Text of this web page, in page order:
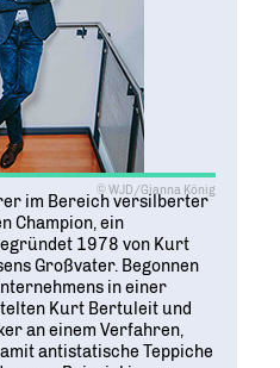
© WJD/Gianna König
im Bereich versilberter
Champion, ein
1978 von Kurt
Großvater. Begonnen
in einer
Kurt Bertuleit und
an einem Verfahren,
antistatische Teppiche